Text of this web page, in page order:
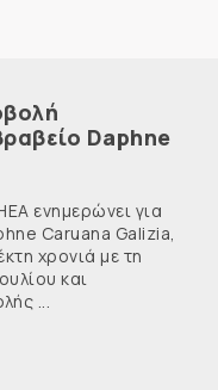
Daphne
ενημερώνει για
Caruana Galizia,
χρονιά με τη
και
...